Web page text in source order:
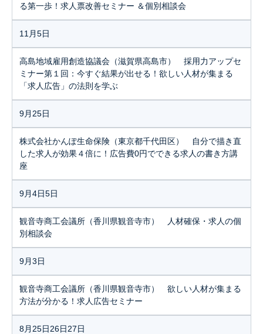
る第一歩！求人票改善セミナー ＆個別相談会
11月5日
高島地域雇用創造協議会（滋賀県高島市） 採用力アップセ
ミナー第１回：今すぐ結果が出せる！欲しい人材が集まる
「求人広告」の法則を学ぶ
9月25日
株式会社かんぽ生命保険（東京都千代田区） 自分で描き直
した求人が効果４倍に！広告費0円でできる求人の書き方講
座
9月4日5日
観音寺商工会議所（香川県観音寺市） 人材確保・求人の個
別相談会
9月3日
観音寺商工会議所（香川県観音寺市） 欲しい人材が集まる
方法が分かる！求人広告セミナー
8月25日26日27日